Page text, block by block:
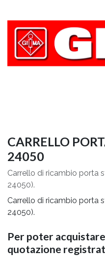
CARRELLO
24050
Carrello di ricambio porta
24050).
Carrello di ricambio porta
24050).
Per poter
quotazione